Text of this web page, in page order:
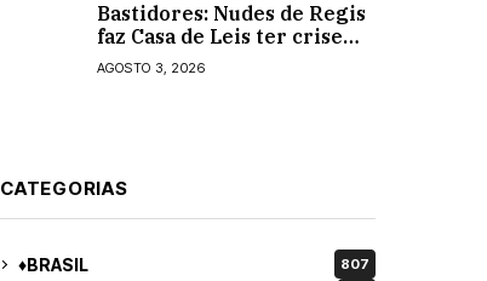
Bastidores: Nudes de Regis
faz Casa de Leis ter crise
moral e ética. Respinga em
todos os vereadores e
AGOSTO 3, 2026
CATEGORIAS
♦BRASIL 807